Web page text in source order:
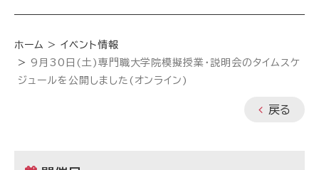
ホーム
イベント情報
9月30日(土)専門職大学院模擬授業・説明会のタイムスケ
ジュールを公開しました(オンライン)
戻る